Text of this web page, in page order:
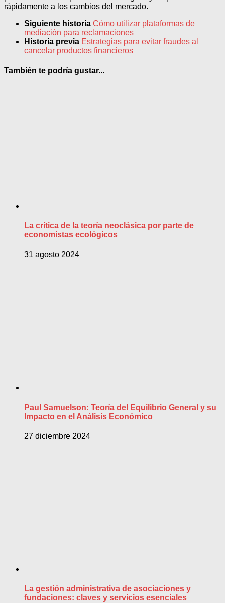
rápidamente a los cambios del mercado.
Siguiente historia Cómo utilizar plataformas de
mediación para reclamaciones
Historia previa Estrategias para evitar fraudes al
cancelar productos financieros
También te podría gustar...
La crítica de la teoría neoclásica por parte de
economistas ecológicos
31 agosto 2024
Paul Samuelson: Teoría del Equilibrio General y su
Impacto en el Análisis Económico
27 diciembre 2024
La gestión administrativa de asociaciones y
fundaciones: claves y servicios esenciales